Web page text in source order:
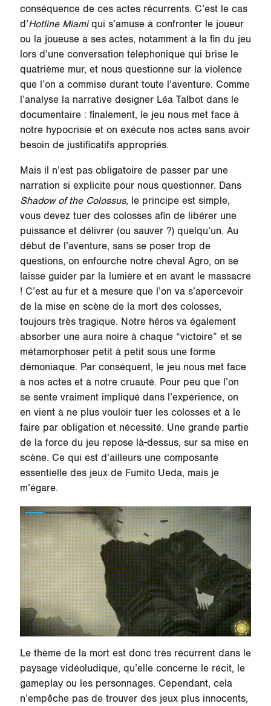
conséquence de ces actes récurrents. C’est le cas
d’Hotline Miamiqui s’amuse à confronter le joueur
ou la joueuse à ses actes, notamment à la fin du jeu
lors d’une conversation téléphonique qui brise le
quatrième mur, et nous questionne sur la violence
que l’on a commise durant toute l’aventure. Comme
l’analyse la narrative designer Léa Talbot dans le
documentaire : finalement, le jeu nous met face à
notre hypocrisie et on exécute nos actes sans avoir
besoin de justificatifs appropriés.
Mais il n’est pas obligatoire de passer par une
narration si explicite pour nous questionner. Dans
Shadow of the Colossus, le principe est simple,
vous devez tuer des colosses afin de libérer une
puissance et délivrer (ou sauver ?) quelqu’un. Au
début de l’aventure, sans se poser trop de
questions, on enfourche notre cheval Agro, on se
laisse guider par la lumière et en avant le massacre
! C’est au fur et à mesure que l’on va s’apercevoir
de la mise en scène de la mort des colosses,
toujours très tragique. Notre héros va également
absorber une aura noire à chaque “victoire” et se
métamorphoser petit à petit sous une forme
démoniaque. Par conséquent, le jeu nous met face
à nos actes et à notre cruauté. Pour peu que l’on
se sente vraiment impliqué dans l’expérience, on
en vient à ne plus vouloir tuer les colosses et à le
faire par obligation et nécessité. Une grande partie
de la force du jeu repose là-dessus, sur sa mise en
scène. Ce qui est d’ailleurs une composante
essentielle des jeux de Fumito Ueda, mais je
m’égare.
Le thème de la mort est donc très récurrent dans le
paysage vidéoludique, qu’elle concerne le récit, le
gameplay ou les personnages. Cependant, cela
n’empêche pas de trouver des jeux plus innocents,